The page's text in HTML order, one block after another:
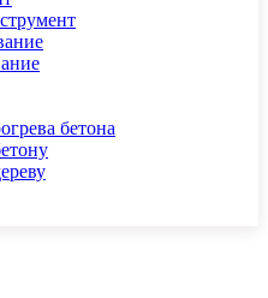
бетона